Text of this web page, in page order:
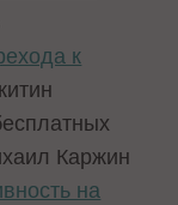
к
Каржин
на